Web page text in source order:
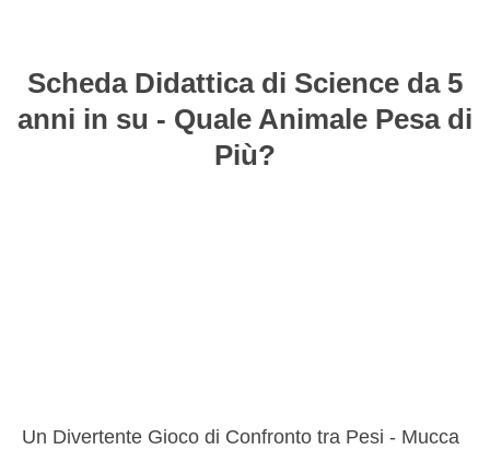
Scheda Didattica di Science da 5
anni in su - Quale Animale Pesa di
Più?
Un Divertente Gioco di Confronto tra Pesi - Mucca